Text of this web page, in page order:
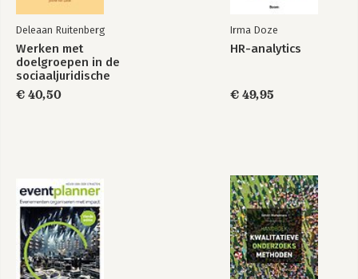
Deleaan Ruitenberg
Werken met
doelgroepen in de
sociaaljuridische
dienstverlening
€ 40,50
Irma Doze
HR-analytics
€ 49,95